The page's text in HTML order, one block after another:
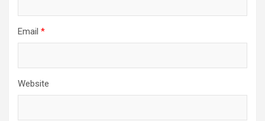
Email *
Website